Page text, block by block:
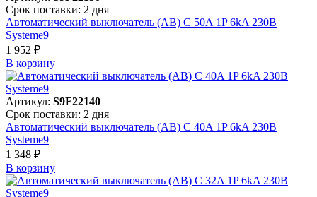
Срок поставки: 2 дня
Автоматический выключатель (АВ) C 50A 1P 6kA 230В
Systeme9
1 952 ₽
В корзинy
Артикул: S9F22140
Срок поставки: 2 дня
Автоматический выключатель (АВ) C 40A 1P 6kA 230В
Systeme9
1 348 ₽
В корзинy